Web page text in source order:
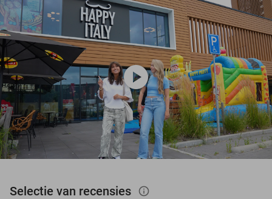
play_circle
Selectie van recensies info_outlined